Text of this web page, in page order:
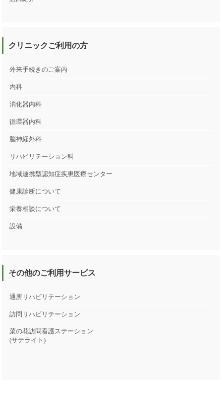
クリニックご利用の方
外来手続きのご案内
内科
消化器内科
循環器内科
脳神経外科
リハビリテーション科
地域連携型認知症疾患医療センター
健康診断について
栄養相談について
設備
その他のご利用サービス
通所リハビリテーション
訪問リハビリテーション
菜の花訪問看護ステーション
(サテライト)